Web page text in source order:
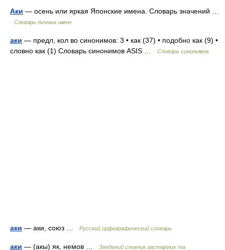
Аки — осень или яркая Японские имена. Словарь значений …
Словарь личных имен
аки — предл, кол во синонимов: 3 • как (37) • подобно как (9) •
словно как (1) Словарь синонимов ASIS …
Словарь синонимов
аки — аки, союз … Русский орфографический словарь
аки — (акы) як, немов …
Зведений словник застарілих та